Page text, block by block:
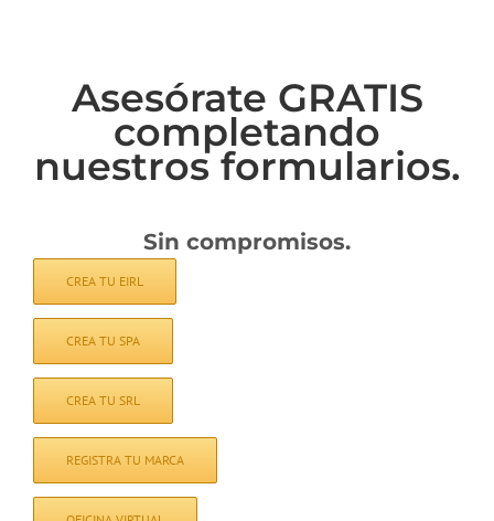
Asesórate GRATIS
completando
nuestros formularios.
Sin compromisos.
CREA TU EIRL
CREA TU SPA
CREA TU SRL
REGISTRA TU MARCA